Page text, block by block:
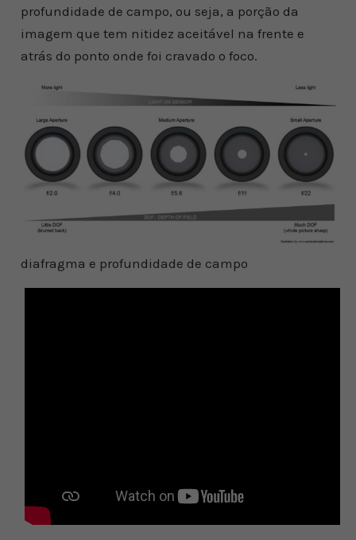
profundidade de campo, ou seja, a porção da
imagem que tem nitidez aceitável na frente e
atrás do ponto onde foi cravado o foco.
diafragma e profundidade de campo